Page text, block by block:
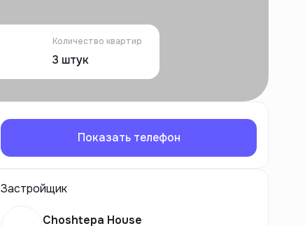
Количество квартир
3 штук
Показать телефон
Застройщик
Choshtepa House